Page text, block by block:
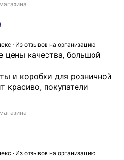
· Из отзывов на организацию
цены качества, большой
и коробки для розничной
красиво, покупатели
· Из отзывов на организацию